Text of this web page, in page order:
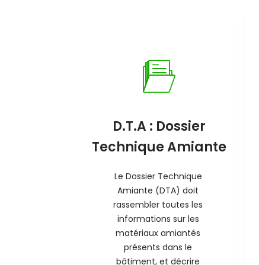
D.T.A : Dossier
Technique Amiante
Le Dossier Technique
Amiante (DTA) doit
rassembler toutes les
informations sur les
matériaux amiantés
présents dans le
bâtiment, et décrire